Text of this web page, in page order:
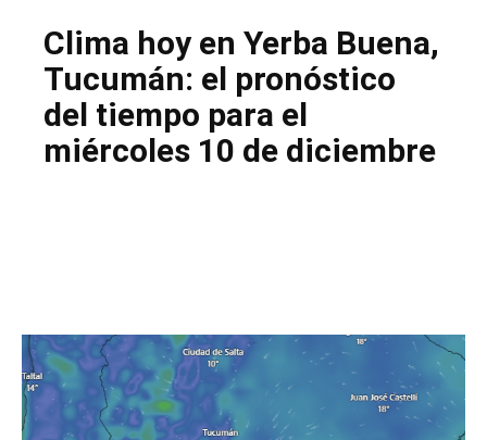
Clima hoy en Yerba Buena,
Tucumán: el pronóstico
del tiempo para el
miércoles 10 de diciembre